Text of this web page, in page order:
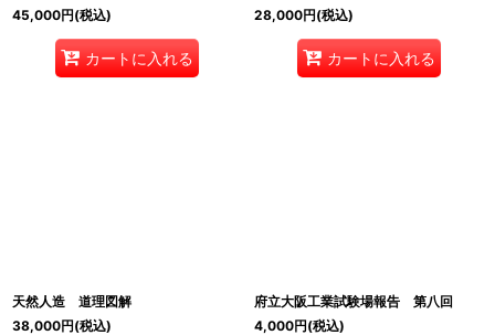
45,000円(税込)
カートに入れる
28,000円(税込)
カートに入れる
天然人造 道理図解
38,000円(税込)
府立大阪工業試験場報告 第八回
4,000円(税込)